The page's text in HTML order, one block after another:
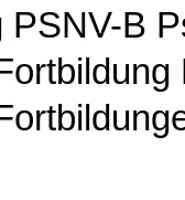
PSNV-B